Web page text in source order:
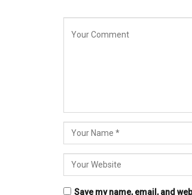
Save my name, email, and